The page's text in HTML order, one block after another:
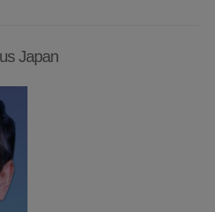
Japan